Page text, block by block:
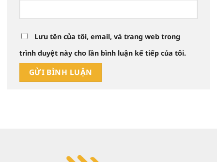
Lưu tên của tôi, email, và trang web trong
trình duyệt này cho lần bình luận kế tiếp của tôi.